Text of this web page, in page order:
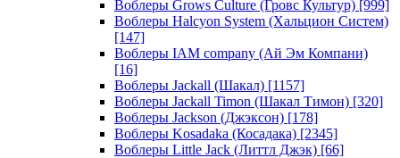
Воблеры Grows Culture (Гровс Культур) [999]
Воблеры Halcyon System (Хальцион Систем)
[147]
Воблеры IAM company (Ай Эм Компани)
[16]
Воблеры Jackall (Шакал) [1157]
Воблеры Jackall Timon (Шакал Тимон) [320]
Воблеры Jackson (Джэксон) [178]
Воблеры Kosadaka (Косадака) [2345]
Воблеры Little Jack (Литтл Джэк) [66]